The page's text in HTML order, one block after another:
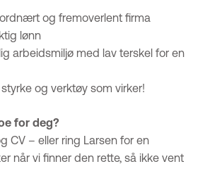
og fremoverlent firma
lønn
arbeidsmiljø med lav terskel for en
og verktøy som virker!
for deg?
CV – eller ring Larsen for en
når vi finner den rette, så ikke vent